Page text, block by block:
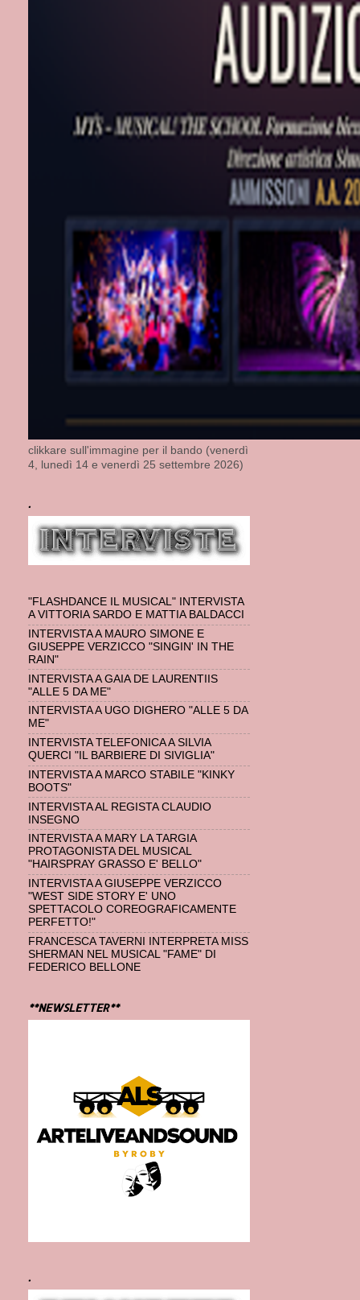
Post più
Iscriviti a:
clikkare sull'immagine per il bando (venerdì
4, lunedì 14 e venerdì 25 settembre 2026)
.
"FLASHDANCE IL MUSICAL" INTERVISTA
A VITTORIA SARDO E MATTIA BALDACCI
INTERVISTA A MAURO SIMONE E
GIUSEPPE VERZICCO "SINGIN' IN THE
RAIN"
INTERVISTA A GAIA DE LAURENTIIS
"ALLE 5 DA ME"
INTERVISTA A UGO DIGHERO "ALLE 5 DA
ME"
INTERVISTA TELEFONICA A SILVIA
QUERCI "IL BARBIERE DI SIVIGLIA"
INTERVISTA A MARCO STABILE "KINKY
BOOTS"
INTERVISTA AL REGISTA CLAUDIO
INSEGNO
INTERVISTA A MARY LA TARGIA
PROTAGONISTA DEL MUSICAL
"HAIRSPRAY GRASSO E' BELLO"
INTERVISTA A GIUSEPPE VERZICCO
"WEST SIDE STORY E' UNO
SPETTACOLO COREOGRAFICAMENTE
PERFETTO!"
FRANCESCA TAVERNI INTERPRETA MISS
SHERMAN NEL MUSICAL "FAME" DI
FEDERICO BELLONE
**NEWSLETTER**
.